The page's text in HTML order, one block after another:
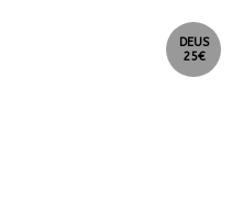
DEUS
25€